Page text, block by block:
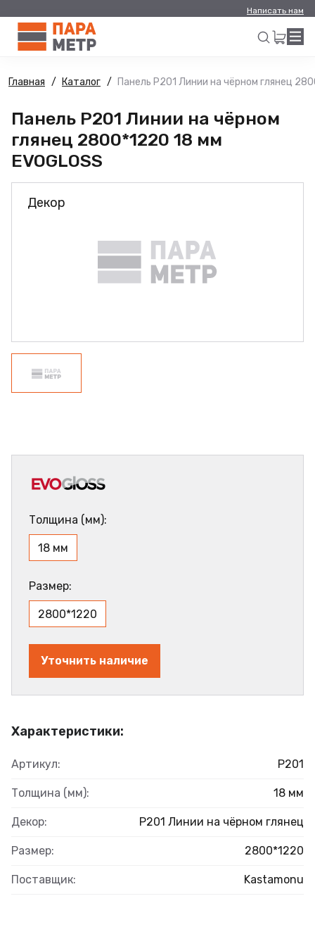
Написать нам
Искать
Главная Каталог Панель Р201 Линии на чёрном глянец
Панель Р201 Линии на чёрном
глянец 2800*1220 18 мм
EVOGLOSS
Декор
Характеристики:
Артикул: Р201
Толщина (мм): 18 мм
Декор: Р201 Линии на чёрном глянец
Размер: 2800*1220
Поставщик: Kastamonu
Толщина (мм):
18 мм
Размер:
2800*1220
Уточнить наличие